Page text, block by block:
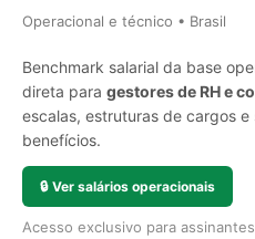
Operacional e técnico • Brasil
Benchmark salarial da base
direta para gestores de RH e
escalas, estruturas de cargos
benefícios.
🔒 Ver salários operacionais
Acesso exclusivo para